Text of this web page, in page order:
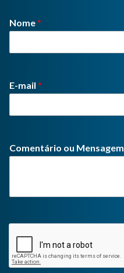
Nome*
E-mail *
Comentário ou Mensagem